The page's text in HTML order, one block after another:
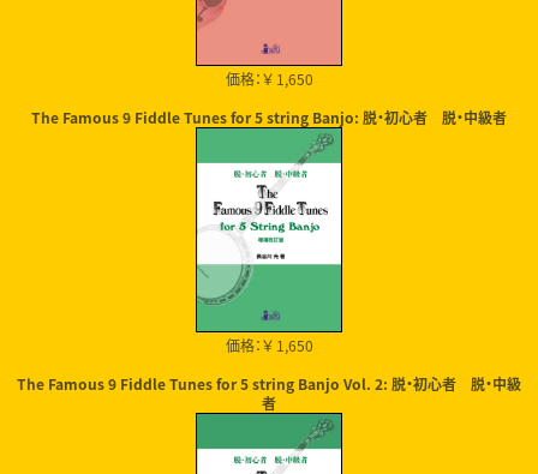
価格：￥ 1,650
The Famous 9 Fiddle Tunes for 5 string Banjo: 脱・初心者 脱・中級者
価格：￥ 1,650
The Famous 9 Fiddle Tunes for 5 string Banjo Vol. 2: 脱・初心者 脱・中級
者